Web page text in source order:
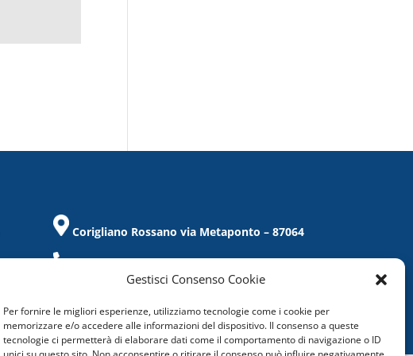
Gestisci Consenso Cookie
Per fornire le migliori esperienze, utilizziamo tecnologie come i cookie per
memorizzare e/o accedere alle informazioni del dispositivo. Il consenso a queste
tecnologie ci permetterà di elaborare dati come il comportamento di navigazione o ID
Corigliano Rossano via Metaponto – 87064
Tel. / Fax 0983/859021
C.F.: 97019860788